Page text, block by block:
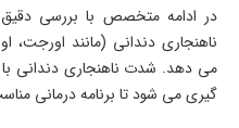
در ادامه متخصص با بررسی دقیق
ناهنجاری دندانی (مانند
می دهد. شدت ناهنجاری دندانی
گیری می شود تا برنامه درمانی